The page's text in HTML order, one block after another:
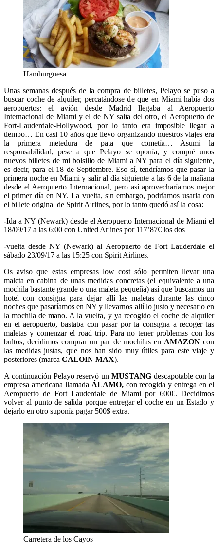
Hamburguesa
Unas semanas después de la compra de billetes, Pelayo se puso a
buscar coche de alquiler, percatándose de que en Miami había dos
aeropuertos: el avión desde Madrid llegaba al Aeropuerto
Internacional de Miami y el de NY salía del otro, el Aeropuerto de
Fort-Lauderdale-Hollywood, por lo tanto era imposible llegar a
tiempo… En casi 10 años que llevo organizando nuestros viajes era
la primera metedura de pata que cometía… Asumí la
responsabilidad, pese a que Pelayo se oponía, y compré unos
nuevos billetes de mi bolsillo de Miami a NY para el día siguiente,
es decir, para el 18 de Septiembre. Eso sí, tendríamos que pasar la
primera noche en Miami y salir al día siguiente a las 6 de la mañana
desde el Aeropuerto Internacional, pero así aprovecharíamos mejor
el primer día en NY. La vuelta, sin embargo, podríamos usarla con
el billete original de Spirit Airlines, por lo tanto quedó así la cosa:
-Ida a NY (Newark) desde el Aeropuerto Internacional de Miami el
18/09/17 a las 6:00 con United Arlines por 117’87€ los dos
-vuelta desde NY (Newark) al Aeropuerto de Fort Lauderdale el
sábado 23/09/17 a las 15:25 con Spirit Airlines.
Os aviso que estas empresas low cost sólo permiten llevar una
maleta en cabina de unas medidas concretas (el equivalente a una
mochila bastante grande o una maleta pequeña) así que buscamos un
hotel con consigna para dejar allí las maletas durante las cinco
noches que pasaríamos en NY y llevarnos allí lo justo y necesario en
la mochila de mano. A la vuelta, y ya recogido el coche de alquiler
en el aeropuerto, bastaba con pasar por la consigna a recoger las
maletas y comenzar el road trip. Para no tener problemas con los
bultos, decidimos comprar un par de mochilas en AMAZONcon
las medidas justas, que nos han sido muy útiles para este viaje y
posteriores (marca CALOIN MAX).
A continuación Pelayo reservó un MUSTANGdescapotable con la
empresa americana llamada ÁLAMO,con recogida y entrega en el
Aeropuerto de Fort Lauderdale de Miami por 600€. Decidimos
volver al punto de salida porque entregar el coche en un Estado y
dejarlo en otro suponía pagar 500$ extra.
Carretera de los Cayos